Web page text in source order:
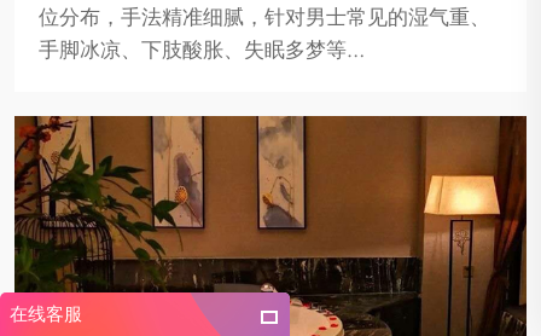
在线客服
位分布，手法精准细腻，针对男士常见的湿气重、
手脚冰凉、下肢酸胀、失眠多梦等…